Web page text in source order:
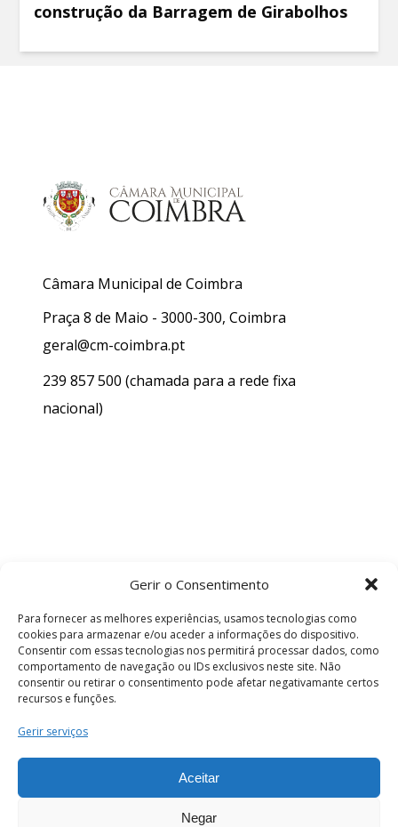
Gerir o Consentimento
Para fornecer as melhores experiências, usamos tecnologias como
cookies para armazenar e/ou aceder a informações do dispositivo.
Consentir com essas tecnologias nos permitirá processar dados, como
comportamento de navegação ou IDs exclusivos neste site. Não
consentir ou retirar o consentimento pode afetar negativamante certos
recursos e funções.
Gerir serviços
Aceitar
Negar
construção da Barragem de Girabolhos
Câmara Municipal de Coimbra
Praça 8 de Maio - 3000-300, Coimbra
geral@cm-coimbra.pt
239 857 500 (chamada para a rede fixa
nacional)
Termos e Condições
os direitos reservados.